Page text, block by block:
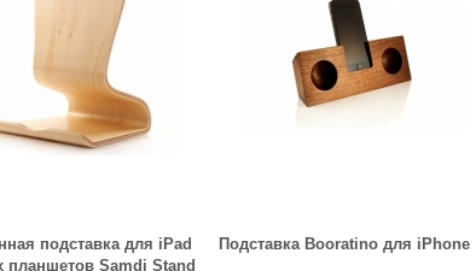
подставка для iPad
планшетов Samdi Stand
Подставка Booratino для iPhone